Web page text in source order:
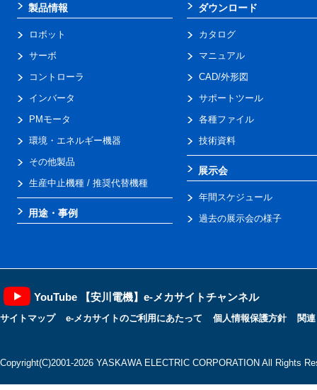
製品情報
ロボット
サーボ
コントローラ
インバータ
PMモータ
環境・エネルギー機器
その他製品
生産中止機種 / 推奨代替機種
用途・事例
ダウンロード
カタログ
マニュアル
CAD/外形図
サポートツール
各種ファイル
技術資料
展示会
年間スケジュール
過去の展示会の様子
YouTube 【安川電機】e-メカサイトチャンネル
サイトマップ e-メカサイトのご利用にあたって 個人情報保護方針 関
Copyright(C)2001‐2026 YASKAWA ELECTRIC CORPORATION All Rights